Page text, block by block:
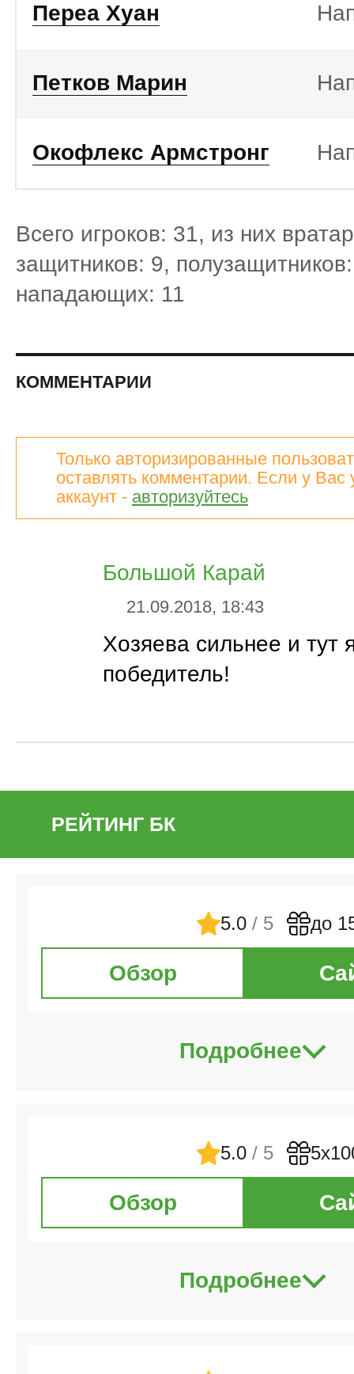
Переа Хуан
Петков Марин
Окофлекс Армстронг
Всего игроков: 31, из них
защитников: 9,
нападающих: 11
КОММЕНТАРИИ
Только авторизированные
оставлять комментарии. Если у Вас
аккаунт - авторизуйтесь
Большой Карай
21.09.2018, 18:43
Хозяева сильнее и тут
победитель!
РЕЙТИНГ БК
5.0 / 5 до
Обзор
Подробнее
5.0 / 5
Обзор
Подробнее